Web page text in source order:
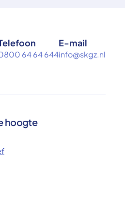
64 64 644
E-mail
info@skgz.nl
hoogte